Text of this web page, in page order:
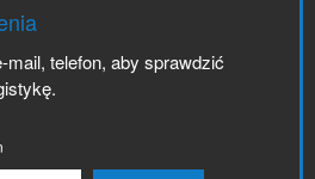
telefon, aby sprawdzić